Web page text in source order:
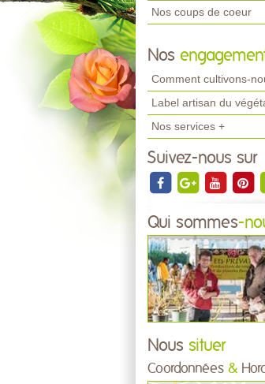
Nos coups de coeur
Nos
Comment cultivons-
Label artisan du
Nos services +
Suivez-nous sur
Qui sommes-
Nous situer
Coordonnées &